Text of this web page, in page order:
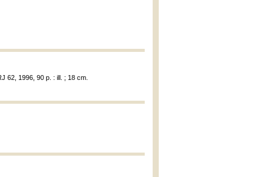
62, 1996, 90 p. : ill. ; 18 cm.